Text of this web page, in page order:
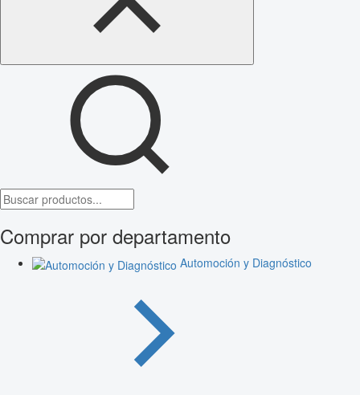
Comprar por departamento
Automoción y Diagnóstico